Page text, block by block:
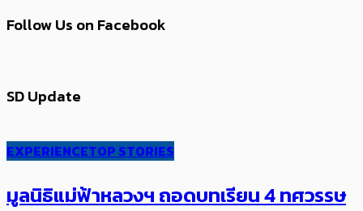
Follow Us on Facebook
SD Update
EXPERIENCETOP STORIES
มูลนิธิแม่ฟ้าหลวงฯ ถอดบทเรียน 4 ทศวรรษ